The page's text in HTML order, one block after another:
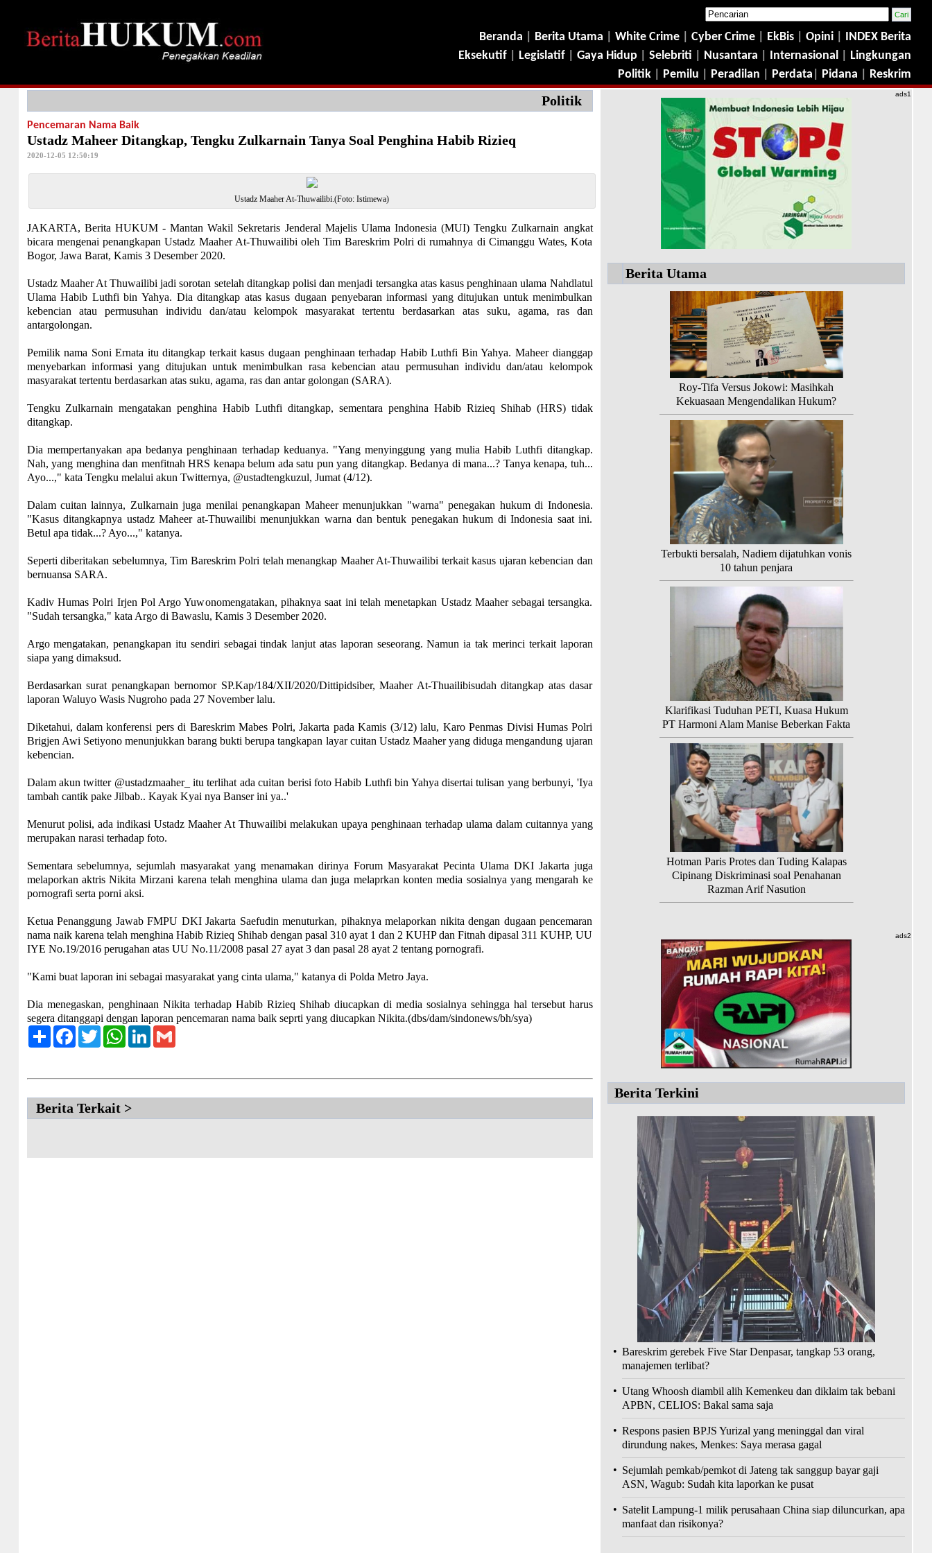
Beranda Berita Utama White Crime Cyber Crime EkBis Opini
INDEX Berita
Eksekutif
Legislatif Gaya Hidup Selebriti Nusantara Internasional
Lingkungan
Politik
Pemilu Peradilan Perdata Pidana Reskrim
Politik
Pencemaran Nama Baik
Ustadz Maheer Ditangkap, Tengku Zulkarnain Tanya Soal Penghina Habib Rizieq
2020-12-05 12:50:19
Ustadz Maaher At-Thuwailibi.(Foto: Istimewa)
JAKARTA, Berita HUKUM - Mantan Wakil Sekretaris Jenderal Majelis Ulama Indonesia (MUI) Tengku Zulkarnain angkat
bicara mengenai penangkapan Ustadz Maaher At-Thuwailibi oleh Tim Bareskrim Polri di rumahnya di Cimanggu Wates, Kota
Bogor, Jawa Barat, Kamis 3 Desember 2020.
Ustadz Maaher At Thuwailibi jadi sorotan setelah ditangkap polisi dan menjadi tersangka atas kasus penghinaan ulama Nahdlatul
Ulama Habib Luthfi bin Yahya. Dia ditangkap atas kasus dugaan penyebaran informasi yang ditujukan untuk menimbulkan
kebencian atau permusuhan individu dan/atau kelompok masyarakat tertentu berdasarkan atas suku, agama, ras dan
antargolongan.
Pemilik nama Soni Ernata itu ditangkap terkait kasus dugaan penghinaan terhadap Habib Luthfi Bin Yahya. Maheer dianggap
menyebarkan informasi yang ditujukan untuk menimbulkan rasa kebencian atau permusuhan individu dan/atau kelompok
masyarakat tertentu berdasarkan atas suku, agama, ras dan antar golongan (SARA).
Tengku Zulkarnain mengatakan penghina Habib Luthfi ditangkap, sementara penghina Habib Rizieq Shihab (HRS) tidak
ditangkap.
Dia mempertanyakan apa bedanya penghinaan terhadap keduanya. "Yang menyinggung yang mulia Habib Luthfi ditangkap.
Nah, yang menghina dan menfitnah HRS kenapa belum ada satu pun yang ditangkap. Bedanya di mana...? Tanya kenapa, tuh...
Ayo...," kata Tengku melalui akun Twitternya, @ustadtengkuzul, Jumat (4/12).
Dalam cuitan lainnya, Zulkarnain juga menilai penangkapan Maheer menunjukkan "warna" penegakan hukum di Indonesia.
"Kasus ditangkapnya ustadz Maheer at-Thuwailibi menunjukkan warna dan bentuk penegakan hukum di Indonesia saat ini.
Betul apa tidak...? Ayo...," katanya.
Seperti diberitakan sebelumnya, Tim Bareskrim Polri telah menangkap Maaher At-Thuwailibi terkait kasus ujaran kebencian dan
bernuansa SARA.
Kadiv Humas Polri Irjen Pol Argo Yuwonomengatakan, pihaknya saat ini telah menetapkan Ustadz Maaher sebagai tersangka.
"Sudah tersangka," kata Argo di Bawaslu, Kamis 3 Desember 2020.
Argo mengatakan, penangkapan itu sendiri sebagai tindak lanjut atas laporan seseorang. Namun ia tak merinci terkait laporan
siapa yang dimaksud.
Berdasarkan surat penangkapan bernomor SP.Kap/184/XII/2020/Dittipidsiber, Maaher At-Thuailibisudah ditangkap atas dasar
laporan Waluyo Wasis Nugroho pada 27 November lalu.
Diketahui, dalam konferensi pers di Bareskrim Mabes Polri, Jakarta pada Kamis (3/12) lalu, Karo Penmas Divisi Humas Polri
Brigjen Awi Setiyono menunjukkan barang bukti berupa tangkapan layar cuitan Ustadz Maaher yang diduga mengandung ujaran
kebencian.
Dalam akun twitter @ustadzmaaher_ itu terlihat ada cuitan berisi foto Habib Luthfi bin Yahya disertai tulisan yang berbunyi, 'Iya
tambah cantik pake Jilbab.. Kayak Kyai nya Banser ini ya..'
Menurut polisi, ada indikasi Ustadz Maaher At Thuwailibi melakukan upaya penghinaan terhadap ulama dalam cuitannya yang
merupakan narasi terhadap foto.
Sementara sebelumnya, sejumlah masyarakat yang menamakan dirinya Forum Masyarakat Pecinta Ulama DKI Jakarta juga
melaporkan aktris Nikita Mirzani karena telah menghina ulama dan juga melaprkan konten media sosialnya yang mengarah ke
pornografi serta porni aksi.
Ketua Penanggung Jawab FMPU DKI Jakarta Saefudin menuturkan, pihaknya melaporkan nikita dengan dugaan pencemaran
nama naik karena telah menghina Habib Rizieq Shihab dengan pasal 310 ayat 1 dan 2 KUHP dan Fitnah dipasal 311 KUHP, UU
IYE No.19/2016 perugahan atas UU No.11/2008 pasal 27 ayat 3 dan pasal 28 ayat 2 tentang pornografi.
"Kami buat laporan ini sebagai masyarakat yang cinta ulama," katanya di Polda Metro Jaya.
Dia menegaskan, penghinaan Nikita terhadap Habib Rizieq Shihab diucapkan di media sosialnya sehingga hal tersebut harus
segera ditanggapi dengan laporan pencemaran nama baik seprti yang diucapkan Nikita.(dbs/dam/sindonews/bh/sya)
ShareFacebook
TwitterWhatsApp
LinkedInGmail
Berita Terkait >
ads1
Berita Utama
Roy-Tifa Versus Jokowi: Masihkah
Kekuasaan Mengendalikan Hukum?
Terbukti bersalah, Nadiem dijatuhkan vonis
10 tahun penjara
Klarifikasi Tuduhan PETI, Kuasa Hukum
PT Harmoni Alam Manise Beberkan Fakta
Hotman Paris Protes dan Tuding Kalapas
Cipinang Diskriminasi soal Penahanan
Razman Arif Nasution
ads2
Berita Terkini
• Bareskrim gerebek Five Star Denpasar, tangkap 53 orang,
manajemen terlibat?
• Utang Whoosh diambil alih Kemenkeu dan diklaim tak bebani
APBN, CELIOS: Bakal sama saja
• Respons pasien BPJS Yurizal yang meninggal dan viral
dirundung nakes, Menkes: Saya merasa gagal
• Sejumlah pemkab/pemkot di Jateng tak sanggup bayar gaji
ASN, Wagub: Sudah kita laporkan ke pusat
• Satelit Lampung-1 milik perusahaan China siap diluncurkan, apa
manfaat dan risikonya?